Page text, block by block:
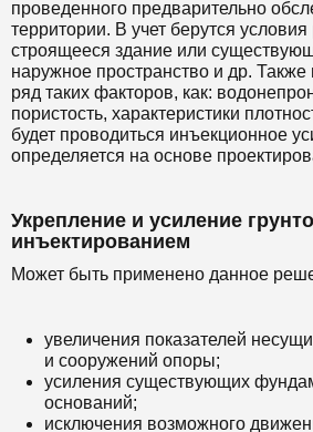
проведенного предварительно
территории. В учет берутся
строящееся здание или
наружное пространство и др. Также
ряд таких факторов, как:
пористость, характеристики
будет проводиться инъекционное
определяется на основе
Укрепление и усиление
инъектированием
Может быть применено данное
увеличения показателей
и сооружений опоры;
усиления существующих
оснований;
исключения возможного